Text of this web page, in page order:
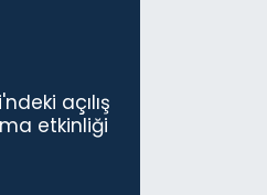
açılış
etkinliği